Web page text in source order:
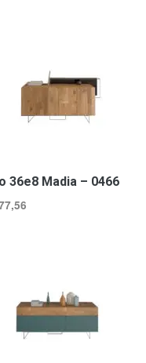
36e8 Madia – 0466